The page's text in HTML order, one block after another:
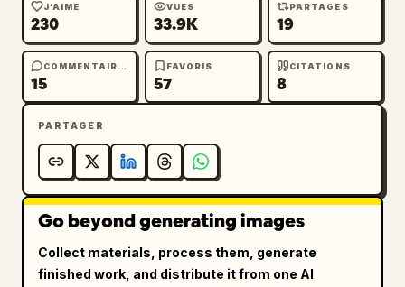
J’AIME
230
VUES
33.9K
PARTAGES
19
COMMENTAIRES
15
FAVORIS
57
CITATIONS
8
PARTAGER
Go beyond generating images
Collect materials, process them, generate
finished work, and distribute it from one AI